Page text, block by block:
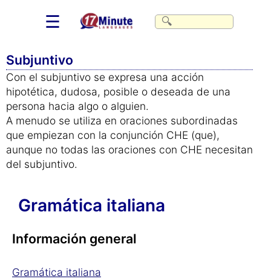
☰
Subjuntivo
Con el subjuntivo se expresa una acción
hipotética, dudosa, posible o deseada de una
persona hacia algo o alguien.
A menudo se utiliza en oraciones subordinadas
que empiezan con la conjunción CHE (que),
aunque no todas las oraciones con CHE necesitan
del subjuntivo.
Gramática italiana
Información general
Gramática italiana